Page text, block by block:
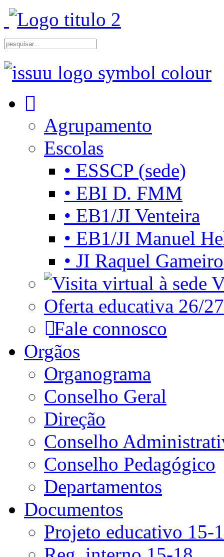
Agrupamento
Escolas
• ESSCP (sede)
• EBI D. FMM
• EB1/JI Venteira
• EB1/JI Manuel
• JI Raquel Gameiro
Oferta educativa 26/27
Fale connosco
Orgãos
Organograma
Conselho Geral
Direção
Conselho
Conselho Pedagógico
Departamentos
Documentos
Projeto educativo 15-